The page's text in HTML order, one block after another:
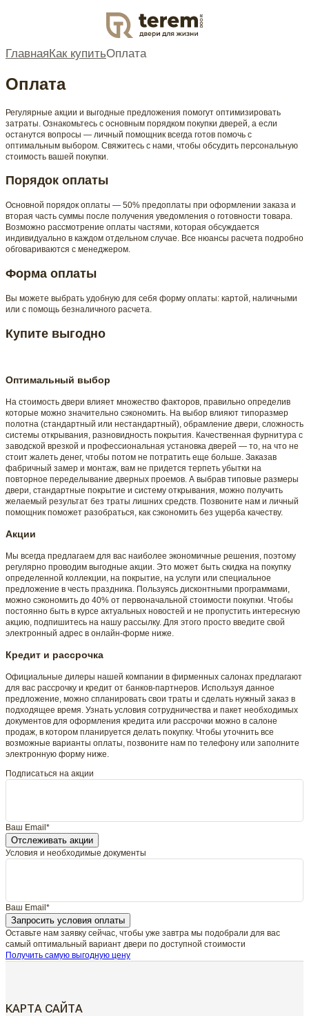
DOOR
Главная Как купитьОплата
Оплата
Регулярные акции и выгодные предложения помогут оптимизировать
затраты. Ознакомьтесь с основным порядком покупки дверей, а если
останутся вопросы — личный помощник всегда готов помочь с
оптимальным выбором. Свяжитесь с нами, чтобы обсудить персональную
стоимость вашей покупки.
Порядок оплаты
Основной порядок оплаты — 50% предоплаты при оформлении заказа и
вторая часть суммы после получения уведомления о готовности товара.
Возможно рассмотрение оплаты частями, которая обсуждается
индивидуально в каждом отдельном случае. Все нюансы расчета подробно
обговариваются с менеджером.
Форма оплаты
Вы можете выбрать удобную для себя форму оплаты: картой, наличными
или с помощь безналичного расчета.
Купите выгодно
Оптимальный выбор
На стоимость двери влияет множество факторов, правильно определив
которые можно значительно сэкономить. На выбор влияют типоразмер
полотна (стандартный или нестандартный), обрамление двери, сложность
системы открывания, разновидность покрытия. Качественная фурнитура с
заводской врезкой и профессиональная установка дверей — то, на что не
стоит жалеть денег, чтобы потом не потратить еще больше. Заказав
фабричный замер и монтаж, вам не придется терпеть убытки на
повторное переделывание дверных проемов. А выбрав типовые размеры
двери, стандартные покрытие и систему открывания, можно получить
желаемый результат без траты лишних средств. Позвоните нам и личный
помощник поможет разобраться, как сэкономить без ущерба качеству.
Акции
Мы всегда предлагаем для вас наиболее экономичные решения, поэтому
регулярно проводим выгодные акции. Это может быть скидка на покупку
определенной коллекции, на покрытие, на услуги или специальное
предложение в честь праздника. Пользуясь дисконтными программами,
можно сэкономить до 40% от первоначальной стоимости покупки. Чтобы
постоянно быть в курсе актуальных новостей и не пропустить интересную
акцию, подпишитесь на нашу рассылку. Для этого просто введите свой
электронный адрес в онлайн-форме ниже.
Кредит и рассрочка
Официальные дилеры нашей компании в фирменных салонах предлагают
для вас рассрочку и кредит от банков-партнеров. Используя данное
предложение, можно спланировать свои траты и сделать нужный заказ в
подходящее время. Узнать условия сотрудничества и пакет необходимых
документов для оформления кредита или рассрочки можно в салоне
продаж, в котором планируется делать покупку. Чтобы уточнить все
возможные варианты оплаты, позвоните нам по телефону или заполните
электронную форму ниже.
Подписаться на акции
Ваш Email*
Отслеживать акции
Условия и необходимые документы
Ваш Email*
Запросить условия оплаты
Оставьте нам заявку сейчас, чтобы уже завтра мы подобрали для вас
самый оптимальный вариант двери по доступной стоимости
Получить самую выгодную цену
КАРТА САЙТА